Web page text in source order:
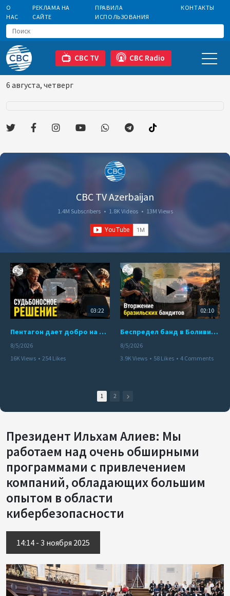
О
НАС
РЕКЛАМА НА
САЙТЕ
ПРАВИЛА
ИСПОЛЬЗОВАНИЯ
КОНТАКТЫ
CBC TV CBC Radio
6 августа, четверг
CBC TV Azerbaijan
1.4M Subscribers • 1.8K Videos • 13M Views
03:22
Пентагон дает добро на ядерный удар по противникам США
8/5/2026
16K Views • 254 Likes
02:10
Беспредел банд в Боливии. Расправы над наркоторговцами
8/5/2026
3.9K Views • 58 Likes • 4 Comments
1 2
Президент Ильхам Алиев: Мы
работаем над очень обширными
программами с привлечением
компаний, обладающих большим
опытом в области
кибербезопасности
14:14 - 3 ноября 2025